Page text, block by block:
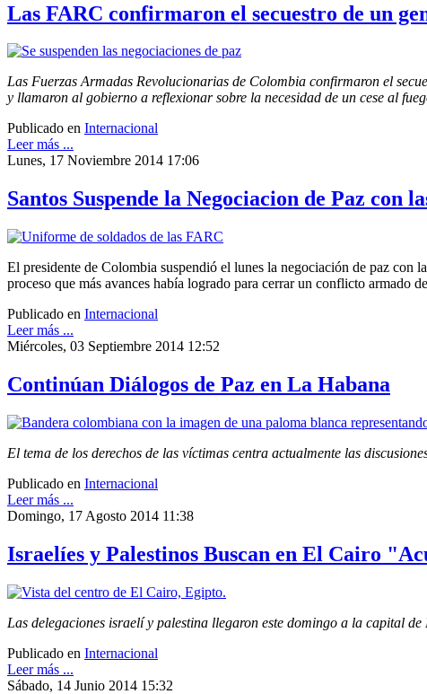
Las FARC confirmaron el secuestro de un
Las Fuerzas Armadas Revolucionarias de Colombia confirmaron el
y llamaron al gobierno a reflexionar sobre la necesidad de un cese al
Publicado en Internacional
Leer más ...
Lunes, 17 Noviembre 2014 17:06
Santos Suspende la Negociacion de Paz con
El presidente de Colombia suspendió el lunes la negociación de paz con
proceso que más avances había logrado para cerrar un conflicto armado
Publicado en Internacional
Leer más ...
Miércoles, 03 Septiembre 2014 12:52
Continúan Diálogos de Paz en La Habana
El tema de los derechos de las víctimas centra actualmente las
Publicado en Internacional
Leer más ...
Domingo, 17 Agosto 2014 11:38
Israelíes y Palestinos Buscan en El Cairo
Las delegaciones israelí y palestina llegaron este domingo a la capital
Publicado en Internacional
Leer más ...
Sábado, 14 Junio 2014 15:32